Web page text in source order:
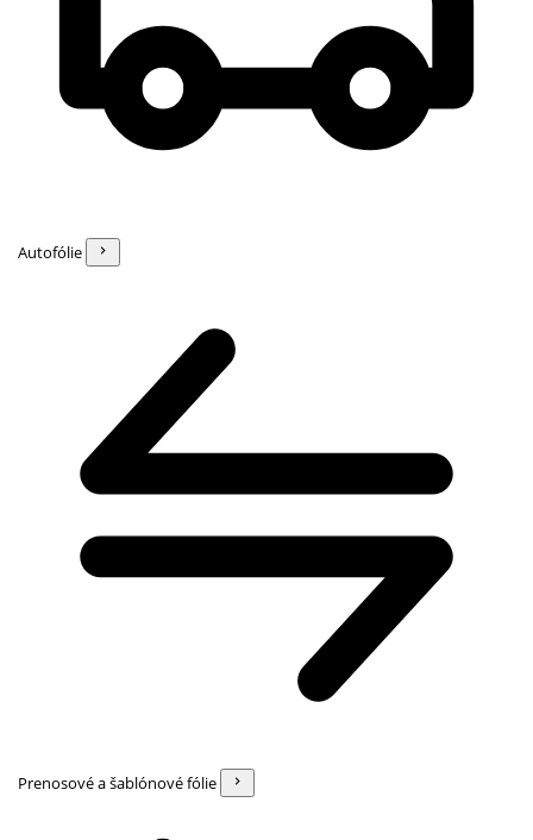
Autofólie
Prenosové a šablónové fólie